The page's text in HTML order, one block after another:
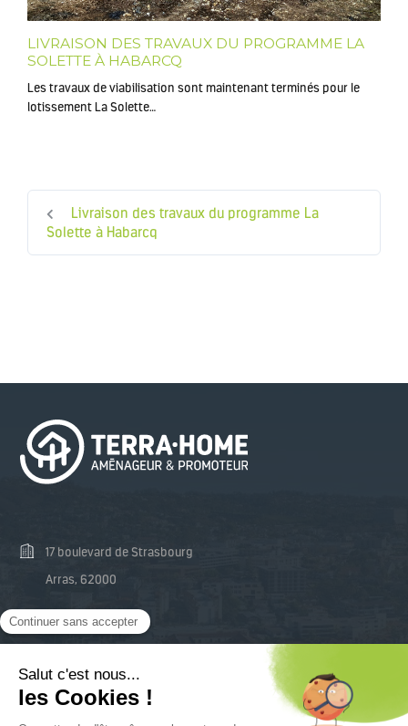
LIVRAISON DES TRAVAUX DU PROGRAMME LA
SOLETTE À HABARCQ
Les travaux de viabilisation sont maintenant terminés pour le
lotissement La Solette…
Livraison des travaux du programme La
Solette à Habarcq
17 boulevard de Strasbourg
Arras, 62000
03 74 47 48 81